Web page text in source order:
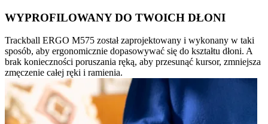
WYPROFILOWANY DO TWOICH DŁONI
Trackball ERGO M575 został zaprojektowany i wykonany w taki
sposób, aby ergonomicznie dopasowywać się do kształtu dłoni. A
brak konieczności poruszania ręką, aby przesunąć kursor, zmniejsza
zmęczenie całej ręki i ramienia.